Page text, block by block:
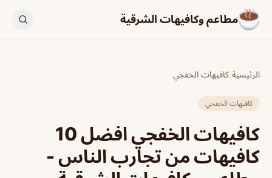
مطاعم وكافيهات الشرقية
الرئيسية/كافيهات الخفجي
كافيهات الخفجي
كافيهات الخفجي افضل 10
كافيهات من تجارب الناس -